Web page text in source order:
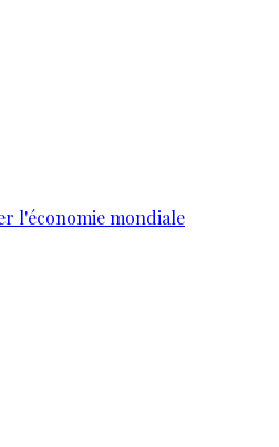
l'économie mondiale